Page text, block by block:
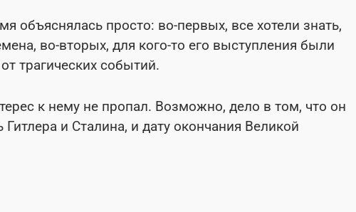
объяснялась просто: во-первых, все хотели знать,
во-вторых, для кого-то его выступления были
трагических событий.
к нему не пропал. Возможно, дело в том, что он
и Сталина, и дату окончания Великой